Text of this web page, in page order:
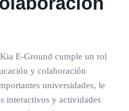
E-Ground cumple un rol
y colaboración
universidades, le
interactivos y actividades